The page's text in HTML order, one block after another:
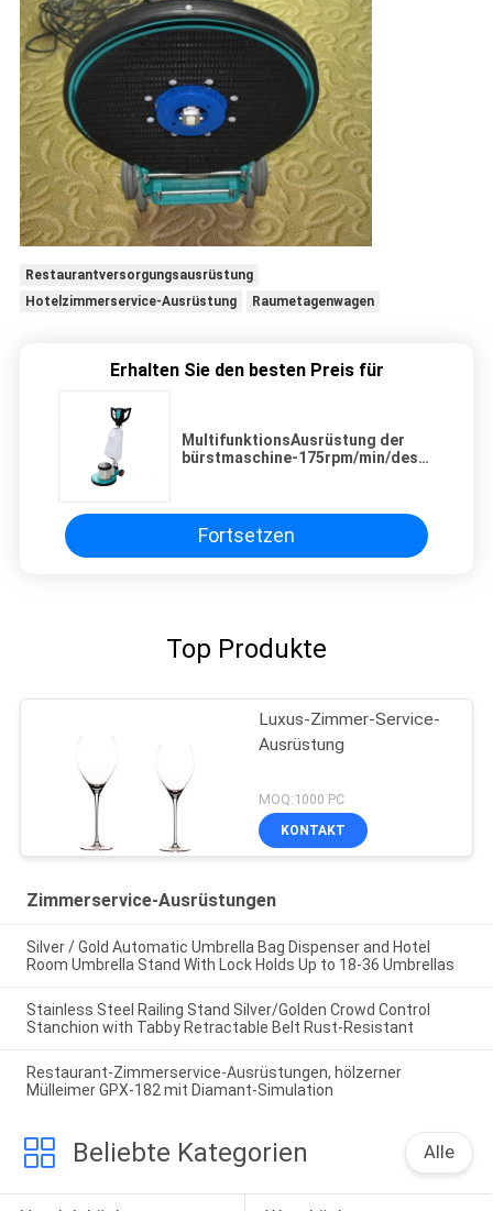
Restaurantversorgungsausrüstung
Hotelzimmerservice-Ausrüstung
Raumetagenwagen
Erhalten Sie den besten Preis für
MultifunktionsAusrüstung der
bürstmaschine-175rpm/min/des
Fortsetzen
Top Produkte
Luxus-Zimmer-Service-
Ausrüstung
MOQ:1000 PC
KONTAKT
Zimmerservice-Ausrüstungen
Silver / Gold Automatic Umbrella Bag Dispenser and Hotel
Room Umbrella Stand With Lock Holds Up to 18-36 Umbrellas
Stainless Steel Railing Stand Silver/Golden Crowd Control
Stanchion with Tabby Retractable Belt Rust-Resistant
Restaurant-Zimmerservice-Ausrüstungen, hölzerner
Mülleimer GPX-182 mit Diamant-Simulation
Beliebte Kategorien Alle